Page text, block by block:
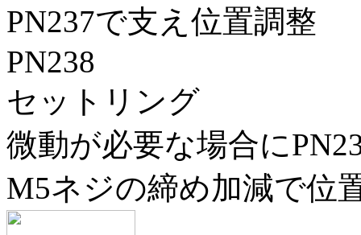
PN237で支え位置調整
PN238
セットリング
微動が必要な場合に
M5ネジの締め加減で位